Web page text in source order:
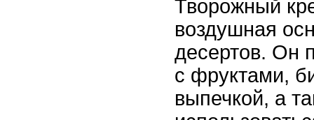
Творожный
воздушная
десертов. Он
с фруктами,
выпечкой, а